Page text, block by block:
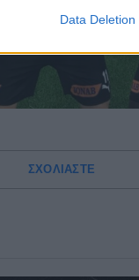
Data Deletion
ΣΧΟΛΙΑΣΤΕ